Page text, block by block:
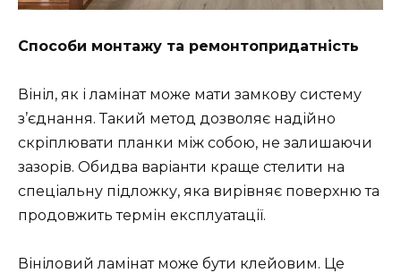
Способи монтажу та ремонтопридатність
Вініл, як і ламінат може мати замкову систему
з’єднання. Такий метод дозволяє надійно
скріплювати планки між собою, не залишаючи
зазорів. Обидва варіанти краще стелити на
спеціальну підложку, яка вирівняє поверхню та
продовжить термін експлуатації.
Вініловий ламінат може бути клейовим. Це